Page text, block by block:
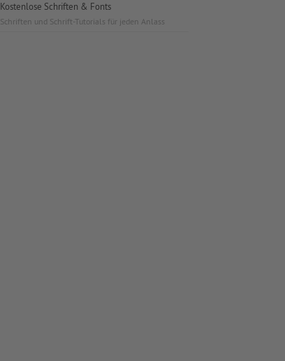
Kostenlose Schriften & Fonts
Schriften und Schrift-Tutorials für jeden Anlass